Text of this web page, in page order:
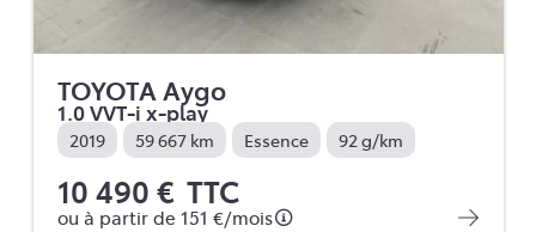
TOYOTA Aygo
1.0 VVT-i x-play
2019 59 667 km Essence 92 g/km
10 490 € TTC
ou à partir de 151 €/mois